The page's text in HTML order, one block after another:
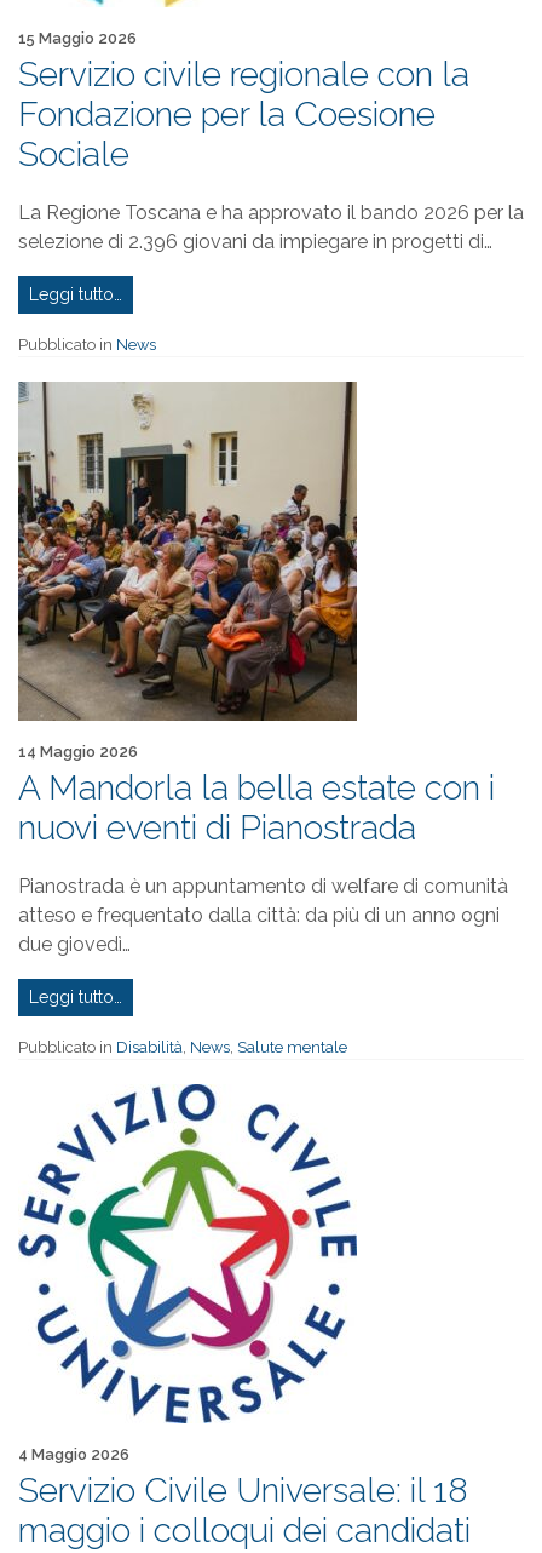
Pubblicato il
15 Maggio 2026
Servizio civile regionale con la
Fondazione per la Coesione
Sociale
La Regione Toscana e ha approvato il bando 2026 per la
selezione di 2.396 giovani da impiegare in progetti di…
Leggi tutto…
Pubblicato in News
Pubblicato il
14 Maggio 2026
A Mandorla la bella estate con i
nuovi eventi di Pianostrada
Pianostrada è un appuntamento di welfare di comunità
atteso e frequentato dalla città: da più di un anno ogni
due giovedì…
Leggi tutto…
Pubblicato in Disabilità, News, Salute mentale
Pubblicato il
4 Maggio 2026
Servizio Civile Universale: il 18
maggio i colloqui dei candidati